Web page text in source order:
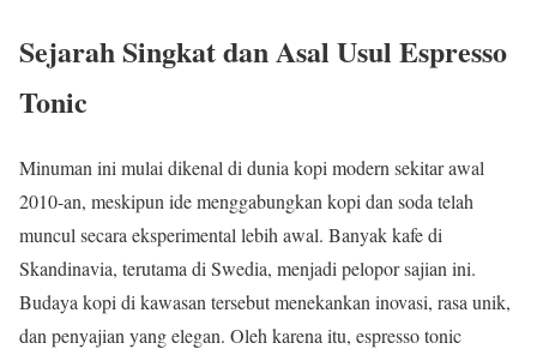
Sejarah Singkat dan Asal Usul Espresso
Tonic
Minuman ini mulai dikenal di dunia kopi modern sekitar awal
2010-an, meskipun ide menggabungkan kopi dan soda telah
muncul secara eksperimental lebih awal. Banyak kafe di
Skandinavia, terutama di Swedia, menjadi pelopor sajian ini.
Budaya kopi di kawasan tersebut menekankan inovasi, rasa unik,
dan penyajian yang elegan. Oleh karena itu, espresso tonic